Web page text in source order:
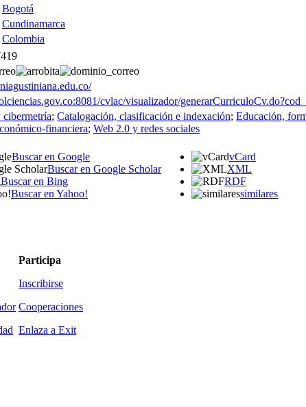
Bogotá
Cundinamarca
Colombia
cvlac/visualizador/
; Catalogación, clasificación e indexación; Educación,
financiera; Web 2.0 y redes sociales
Buscar en Google
Buscar en Google Scholar
Buscar en Bing
Buscar en Yahoo!
vCard
XML
RDF
similares
Participa
Inscribirse
Cooperaciones
Enlaza a Exit